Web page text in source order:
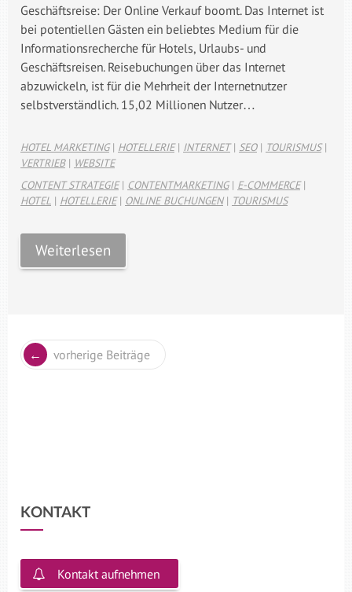
Geschäftsreise: Der Online Verkauf boomt. Das Internet ist
bei potentiellen Gästen ein beliebtes Medium für die
Informationsrecherche für Hotels, Urlaubs- und
Geschäftsreisen. Reisebuchungen über das Internet
abzuwickeln, ist für die Mehrheit der Internetnutzer
selbstverständlich. 15,02 Millionen Nutzer…
HOTEL MARKETING| HOTELLERIE| INTERNET| SEO| TOURISMUS|
VERTRIEB| WEBSITE
CONTENT STRATEGIE| CONTENTMARKETING| E-COMMERCE|
HOTEL | HOTELLERIE| ONLINE BUCHUNGEN| TOURISMUS
Weiterlesen
vorherige Beiträge
KONTAKT
Kontakt aufnehmen